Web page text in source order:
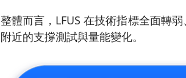
整體而言，LFUS 在技術指標全面轉
附近的支撐測試與量能變化。